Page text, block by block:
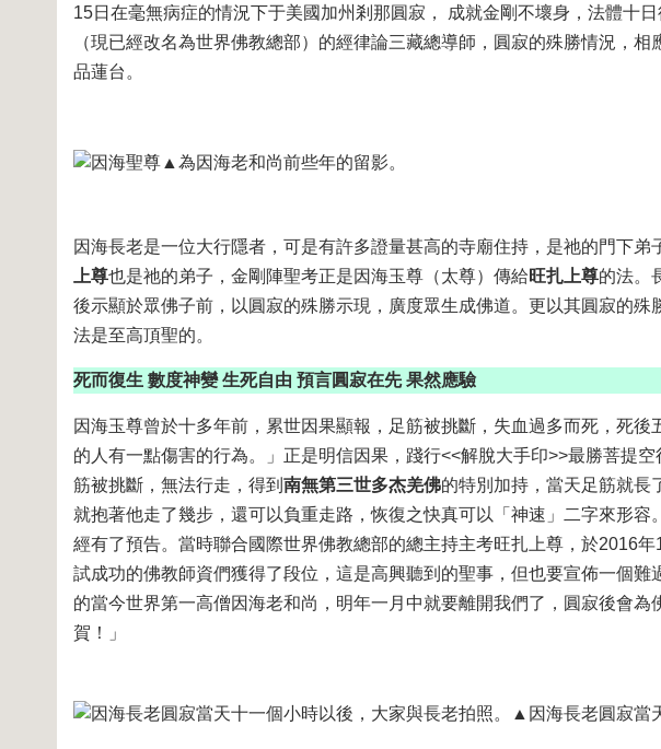
15日在毫無病症的情況下于美國加州剎那圓寂， 成就金剛不壞身，法體十
（現已經改名為世界佛教總部）的經律論三藏總導師，圓寂的殊勝情況，
品蓮台。
▲為因海老和尚前些年的留影。
因海長老是一位大行隱者，可是有許多證量甚高的寺廟住持，是祂的門下
上尊也是祂的弟子，金剛陣聖考正是因海玉尊（太尊）傳給旺扎上尊的法。
後示顯於眾佛子前，以圓寂的殊勝示現，廣度眾生成佛道。更以其圓寂的殊
法是至高頂聖的。
死而復生 數度神變 生死自由 預言圓寂在先 果然應驗
因海玉尊曾於十多年前，累世因果顯報，足筋被挑斷，失血過多而死，死
的人有一點傷害的行為。」正是明信因果，踐行<<解脫大手印>>最勝菩提
筋被挑斷，無法行走，得到 南無第三世多杰羌佛的特別加持，當天足筋就長
就抱著他走了幾步，還可以負重走路，恢復之快真可以「神速」二字來形
經有了預告。當時聯合國際世界佛教總部的總主持主考旺扎上尊，於2016
試成功的佛教師資們獲得了段位，這是高興聽到的聖事，但也要宣佈一個
的當今世界第一高僧因海老和尚，明年一月中就要離開我們了，圓寂後會
賀！」
▲因海長老圓寂當